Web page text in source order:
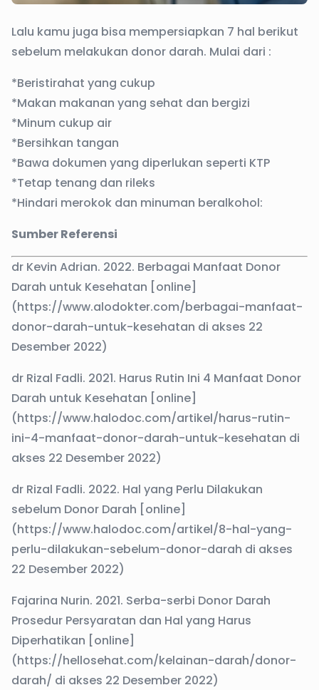
Lalu kamu juga bisa mempersiapkan 7 hal berikut
sebelum melakukan donor darah. Mulai dari :
*Beristirahat yang cukup
*Makan makanan yang sehat dan bergizi
*Minum cukup air
*Bersihkan tangan
*Bawa dokumen yang diperlukan seperti KTP
*Tetap tenang dan rileks
*Hindari merokok dan minuman beralkohol:
Sumber Referensi
dr Kevin Adrian. 2022. Berbagai Manfaat Donor
Darah untuk Kesehatan [online]
(https://www.alodokter.com/berbagai-manfaat-
donor-darah-untuk-kesehatan di akses 22
Desember 2022)
dr Rizal Fadli. 2021. Harus Rutin Ini 4 Manfaat Donor
Darah untuk Kesehatan [online]
(https://www.halodoc.com/artikel/harus-rutin-
ini-4-manfaat-donor-darah-untuk-kesehatan di
akses 22 Desember 2022)
dr Rizal Fadli. 2022. Hal yang Perlu Dilakukan
sebelum Donor Darah [online]
(https://www.halodoc.com/artikel/8-hal-yang-
perlu-dilakukan-sebelum-donor-darah di akses
22 Desember 2022)
Fajarina Nurin. 2021. Serba-serbi Donor Darah
Prosedur Persyaratan dan Hal yang Harus
Diperhatikan [online]
(https://hellosehat.com/kelainan-darah/donor-
darah/ di akses 22 Desember 2022)